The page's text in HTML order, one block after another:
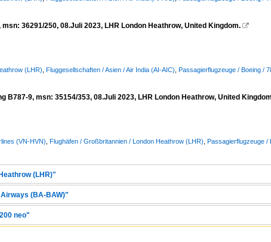
msn: 36291/250, 08.Juli 2023, LHR London Heathrow, United Kingdom. 
(LHR) Fluggesellschaften / Asien / Air India (AI-AIC) Passagierflugzeuge / Boeing /
B787-9, msn: 35154/353, 08.Juli 2023, LHR London Heathrow, United
(VN-HVN) Flughäfen / Großbritannien / London Heathrow (LHR) Passagierflugzeuge /
(LHR)"
(BA-BAW)"
neo"